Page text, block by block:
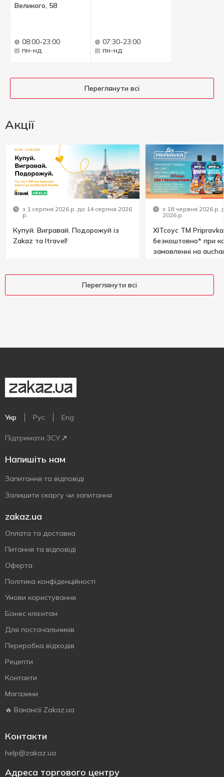
Великого, 58
08:00-23:00
пн-нд
07:30-23:00
пн-нд
Переглянути всі
Акції
з 1 серпня 2026 р. до 14 серпня 2026
р.
Купуй. Вигравай. Подорожуй із
Zakaz та Itravel!
з 18 червня 2026 р.
2026 р.
ХІТсоус ТМ
безкоштовно* при
замовленні на
Переглянути всі
Укр Рус Eng
Підтримати ЗСУ
Напишіть нам
Запитання та відповіді
Залишити скаргу чи запитання
zakaz.ua
Оплата та доставка
Питання та відповіді
Оферта
Політика конфіденційності
Умови користування
Бізнес клієнтам
Для постачальників
Переробка відходів
Рецепти
Контакти
Магазини
🔥 Вакансії Zakaz.ua
Контакти
help@zakaz.ua
Адреса торгового центру